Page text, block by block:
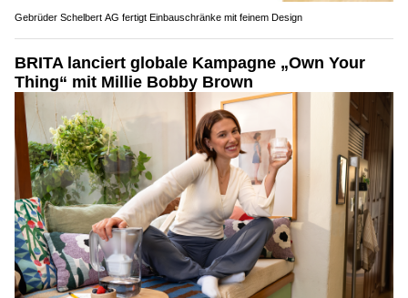
Gebrüder Schelbert AG fertigt Einbauschränke mit feinem Design
BRITA lanciert globale Kampagne „Own Your
Thing“ mit Millie Bobby Brown